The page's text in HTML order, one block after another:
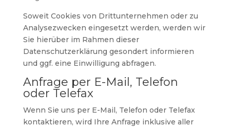
Soweit Cookies von Drittunternehmen oder zu
Analysezwecken eingesetzt werden, werden wir
Sie hierüber im Rahmen dieser
Datenschutzerklärung gesondert informieren
und ggf. eine Einwilligung abfragen.
Anfrage per E-Mail, Telefon
oder Telefax
Wenn Sie uns per E-Mail, Telefon oder Telefax
kontaktieren, wird Ihre Anfrage inklusive aller